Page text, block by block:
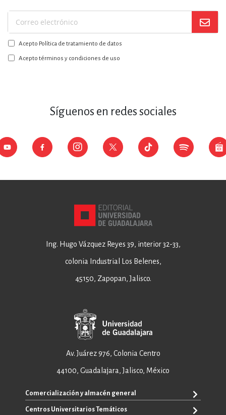
Suscríbase
a
nuestro
boletín:
Acepto Política de tratamiento de datos
Acepto términos y condiciones de uso
Síguenos en redes sociales
Ing. Hugo Vázquez Reyes 39, interior 32-33,
colonia Industrial Los Belenes,
45150, Zapopan, Jalisco.
Av. Juárez 976, Colonia Centro
44100, Guadalajara, Jalisco, México
Comercialización y almacén general
+52 33 3640 6326
Centros Universitarios Temáticos